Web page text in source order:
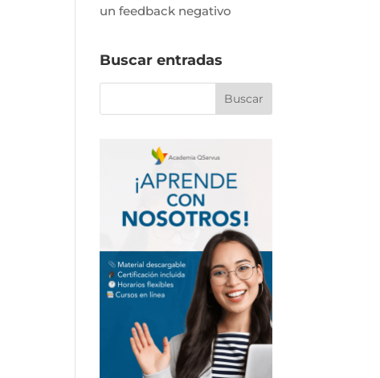
un feedback negativo
Buscar entradas